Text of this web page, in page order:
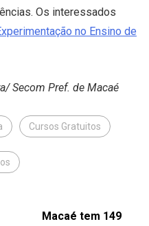
Os interessados
no Ensino de
/ Secom Pref. de Macaé
Cursos Gratuitos
Macaé tem 149